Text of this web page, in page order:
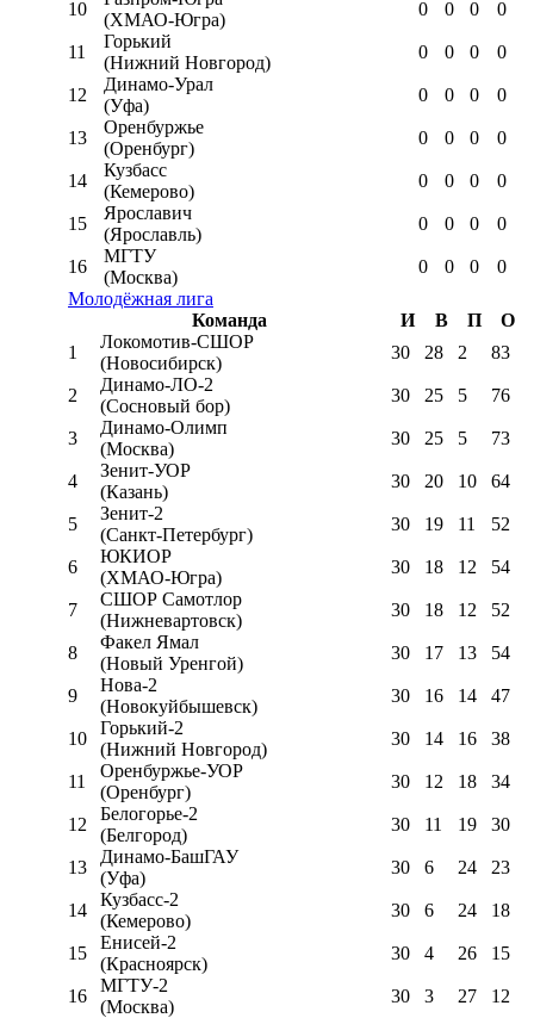
10
(ХМАО-Югра)
0 0 0 0
11
Горький
(Нижний Новгород)
0 0 0 0
12
Динамо-Урал
(Уфа)
0 0 0 0
13
Оренбуржье
(Оренбург)
0 0 0 0
14
Кузбасс
(Кемерово)
0 0 0 0
15
Ярославич
(Ярославль)
0 0 0 0
16
МГТУ
(Москва)
0 0 0
0
Молодёжная лига
Команда
И В П
О
1
Локомотив-CШОР
(Новосибирск)
30 28 2 83
2
Динамо-ЛО-2
(Сосновый бор)
30 25 5 76
3
Динамо-Олимп
(Москва)
30 25 5 73
4
Зенит-УОР
(Казань)
30 20 10 64
5
Зенит-2
(Санкт-Петербург)
30 19 11 52
6
ЮКИОР
(ХМАО-Югра)
30 18 12 54
7
СШОР Самотлор
(Нижневартовск)
30 18 12 52
8
Факел Ямал
(Новый Уренгой)
30 17 13 54
9
Нова-2
(Новокуйбышевск)
30 16 14 47
10
Горький-2
(Нижний Новгород)
30 14 16 38
11
Оренбуржье-УОР
(Оренбург)
30 12 18 34
12
Белогорье-2
(Белгород)
30 11 19 30
13
Динамо-БашГАУ
(Уфа)
30 6 24 23
14
Кузбасс-2
(Кемерово)
30 6 24 18
15
Енисей-2
(Красноярск)
30 4 26 15
16
МГТУ-2
(Москва)
30 3 27 12